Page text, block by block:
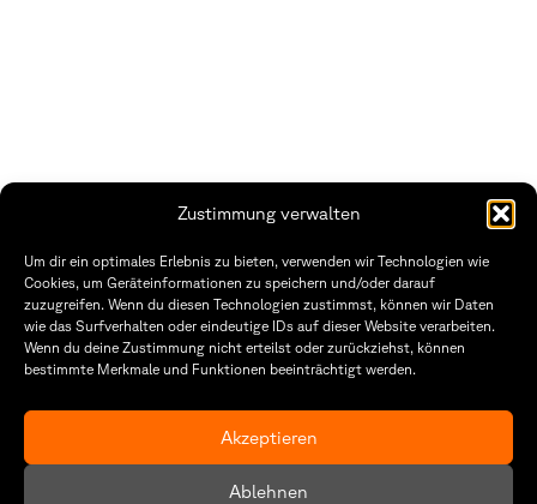
Zustimmung verwalten
Um dir ein optimales Erlebnis zu bieten, verwenden wir Technologien wie
Cookies, um Geräteinformationen zu speichern und/oder darauf
zuzugreifen. Wenn du diesen Technologien zustimmst, können wir Daten
wie das Surfverhalten oder eindeutige IDs auf dieser Website verarbeiten.
Wenn du deine Zustimmung nicht erteilst oder zurückziehst, können
bestimmte Merkmale und Funktionen beeinträchtigt werden.
Akzeptieren
Ablehnen
THWS | Fakultät Gestaltung Würzburg
Technische Hochschule
Würzburg-Schweinfurt
Sanderheinrichsleitenweg 20
tel: +49 931 35 11 93 02
Öffnungszeiten Dekanat
Montag – Freitag
8:30 – 12:00
8:30 – 15:30
Datenschutzerklärung